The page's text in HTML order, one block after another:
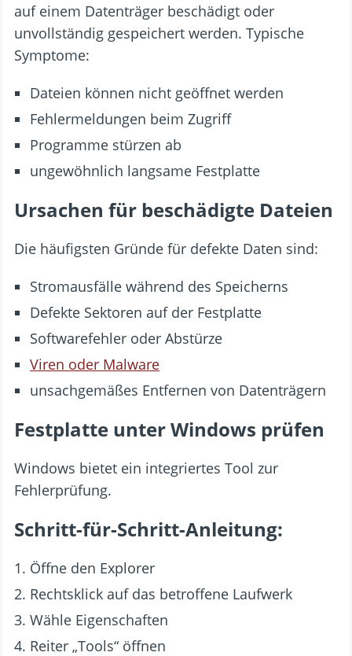
auf einem Datenträger beschädigt oder
unvollständig gespeichert werden. Typische
Symptome:
Dateien können nicht geöffnet werden
Fehlermeldungen beim Zugriff
Programme stürzen ab
ungewöhnlich langsame Festplatte
Ursachen für beschädigte Dateien
Die häufigsten Gründe für defekte Daten sind:
Stromausfälle während des Speicherns
Defekte Sektoren auf der Festplatte
Softwarefehler oder Abstürze
Viren oder Malware
unsachgemäßes Entfernen von Datenträgern
Festplatte unter Windows prüfen
Windows bietet ein integriertes Tool zur
Fehlerprüfung.
Schritt-für-Schritt-Anleitung:
Öffne den Explorer
Rechtsklick auf das betroffene Laufwerk
Wähle Eigenschaften
Reiter „Tools“ öffnen